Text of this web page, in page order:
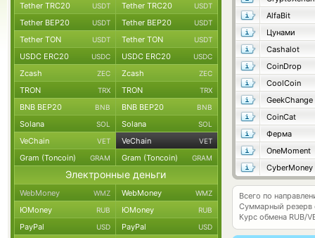
AlfaBit
Цунами
Cashalot
CoinDrop
CoolCoin
GeekChange
CoinCat
Ферма
OneMoment
CyberMoney
Всего по
Суммарный резерв
Курс обмена RUB/
Tether TRC20 USDT Tether TRC20 USDT
Tether BEP20 USDT Tether BEP20 USDT
Tether TON USDT Tether TON USDT
USDC ERC20 USDC USDC ERC20 USDC
Zcash ZEC Zcash ZEC
TRON TRX TRON TRX
BNB BEP20 BNB BNB BEP20 BNB
Solana SOL Solana SOL
VeChain VET VeChain VET
Gram (Toncoin) GRAM Gram (Toncoin) GRAM
Электронные деньги
WebMoney WMZ WebMoney WMZ
ЮMoney RUB ЮMoney RUB
PayPal USD PayPal USD